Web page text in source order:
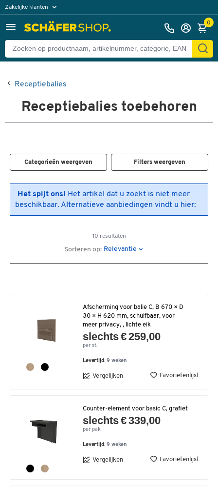
Zakelijke klanten
Particuliere klanten 0
Receptiebalies
Receptiebalies toebehoren
Categorieën weergeven Filters weergeven
Het spijt ons! Het artikel dat u zoekt is niet meer
beschikbaar. Alternatieve aanbiedingen vindt u hier:
10 resultaten
Sorteren op: Relevantie
Afscherming voor balie C, B 670 × D
30 × H 620 mm, schuifbaar, voor
meer privacy, , lichte eik
slechts € 259,00
per st.
Levertijd:9 weken
Vergelijken Favorietenlijst
Counter-element voor basic C, grafiet
slechts € 339,00
per pak
Levertijd:9 weken
Vergelijken Favorietenlijst